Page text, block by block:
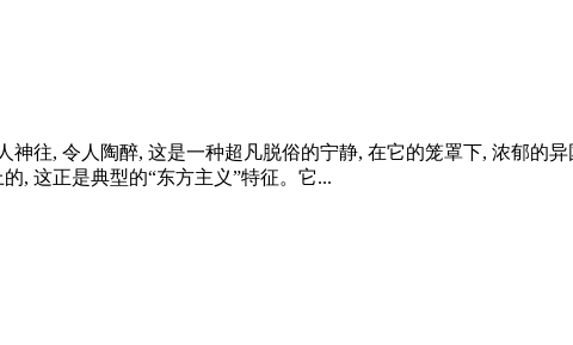
往, 令人陶醉, 这是一种超凡脱俗的宁静, 在它的笼罩下, 浓郁的
, 这正是典型的“东方主义”特征。它...